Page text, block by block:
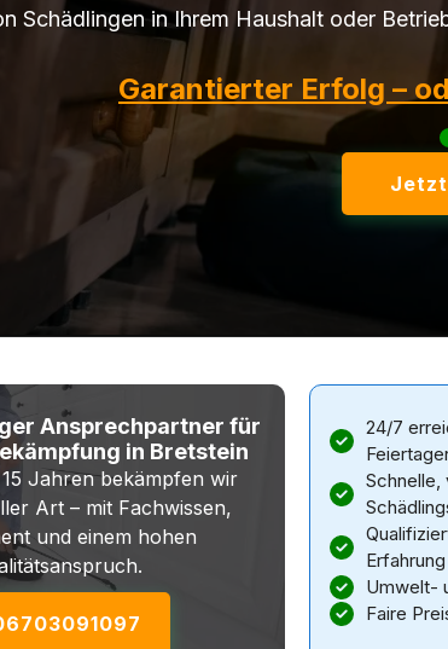
Schädlingen in Ihrem Haushalt oder
Garantierter Erfolg –
Ansprechpartner für
in Bretstein
Jahren bekämpfen wir
Art – mit Fachwissen,
und einem hohen
24/7
Schnelle,
Erfahrung
Umwelt-
Faire